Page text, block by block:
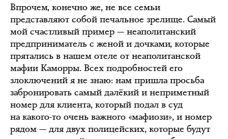
Впрочем, конечно же, не все семьи
представляют собой печальное зрелище. Самый
мой счастливый пример — неаполитанский
предприниматель с женой и дочками, которые
прятались в нашем отеле от неаполитанской
мафии Каморры. Всех подробностей его
злоключений я не знаю: нам пришла просьба
забронировать самый далёкий и неприметный
номер для клиента, который подал в суд
на какого-то очень важного «мафиози», и номер
рядом — для двух полицейских, которые будут